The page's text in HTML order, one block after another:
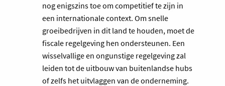
nog enigszins toe om competitief te zijn in
een internationale context. Om snelle
groeibedrijven in dit land te houden, moet de
fiscale regelgeving hen ondersteunen. Een
wisselvallige en ongunstige regelgeving zal
leiden tot de uitbouw van buitenlandse hubs
of zelfs het uitvlaggen van de onderneming.